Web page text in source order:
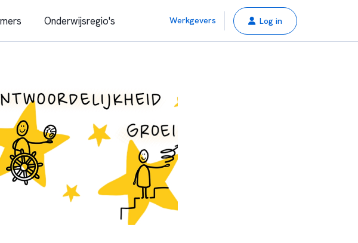
Onderwijsregio's Werkgevers Log in